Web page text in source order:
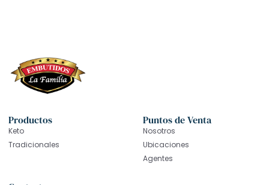
Productos
Keto
Tradicionales
Puntos de Venta
Nosotros
Ubicaciones
Agentes